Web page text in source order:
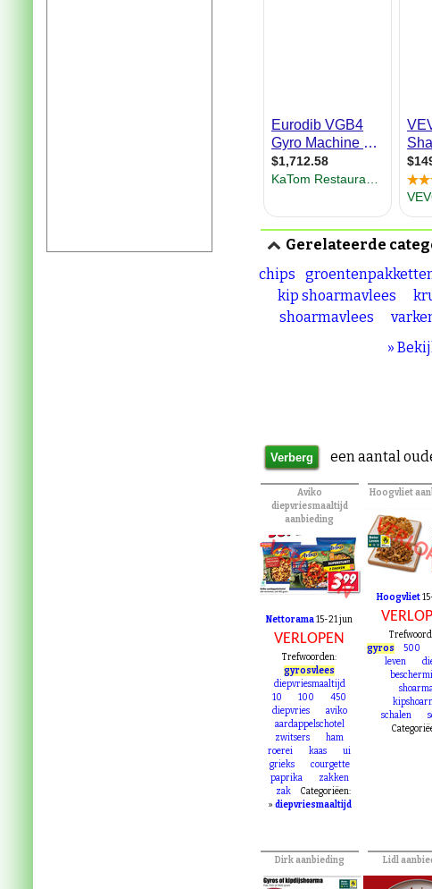
Gerelateerde
chips
kip shoarmavlees
Aviko
diepvriesmaaltijd
aanbieding
VERLOPEN
Nettorama15-21 jun
VERLOPEN
Trefwoorden:
gyrosvlees
diepvriesmaaltijd
100
450
diepvries
aviko
aardappelschotel
zwitsers
ham
roerei
grieks
courgette
paprika
zakken
zak
Categoriëen:
Hoogvliet
Hoogvliet
gyros
500
leven
shoarma
schalen
Dirk aanbieding Lidl